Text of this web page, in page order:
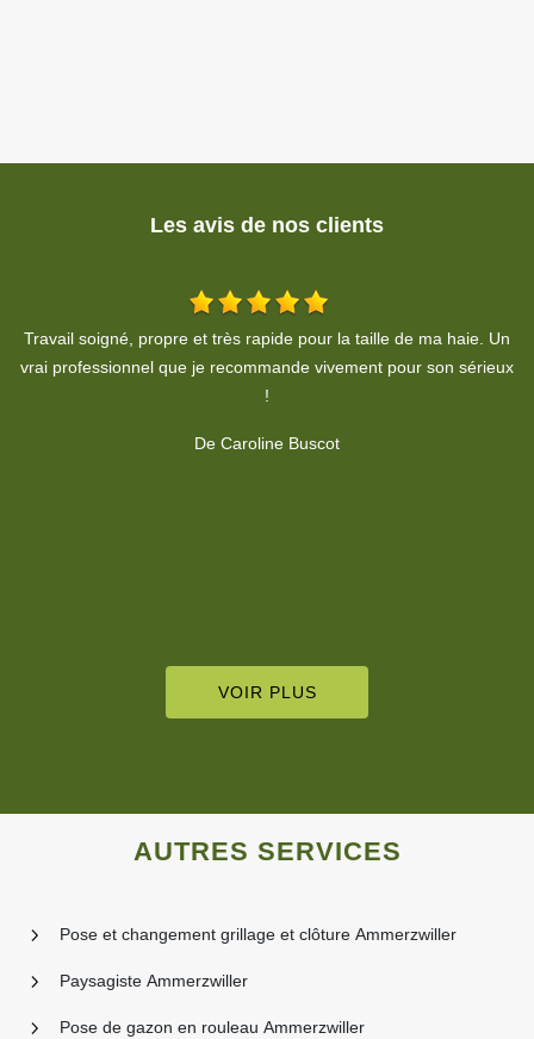
Les avis de nos clients
Travail soigné, propre. A respecter le devis, je recommande
fortement.
VOIR PLUS
AUTRES SERVICES
Pose et changement grillage et clôture Ammerzwiller
Paysagiste Ammerzwiller
Pose de gazon en rouleau Ammerzwiller